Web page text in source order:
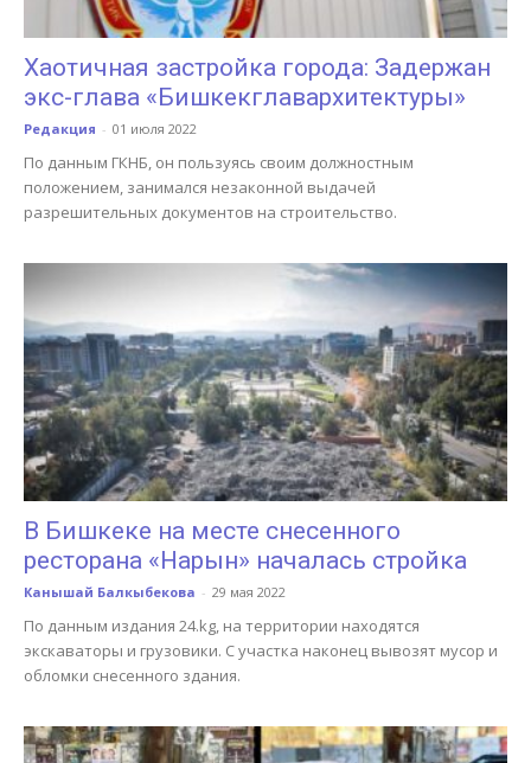
Хаотичная застройка города: Задержан
экс-глава «Бишкекглавархитектуры»
Редакция - 01 июля 2022
По данным ГКНБ, он пользуясь своим должностным
положением, занимался незаконной выдачей
разрешительных документов на строительство.
В Бишкеке на месте снесенного
ресторана «Нарын» началась стройка
Канышай Балкыбекова - 29 мая 2022
По данным издания 24.kg, на территории находятся
экскаваторы и грузовики. С участка наконец вывозят мусор и
обломки снесенного здания.